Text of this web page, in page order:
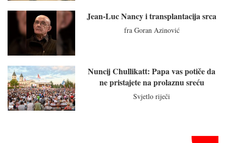
Jean-Luc Nancy i transplantacija srca
fra Goran Azinović
Nuncij Chullikatt: Papa vas potiče da
ne pristajete na prolaznu sreću
Svjetlo riječi